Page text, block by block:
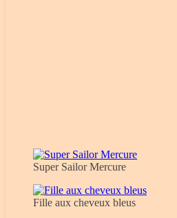
Super Sailor Mercure
Fille aux cheveux bleus